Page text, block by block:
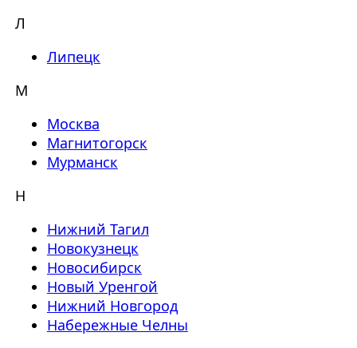
Л
Липецк
М
Москва
Магнитогорск
Мурманск
Н
Нижний Тагил
Новокузнецк
Новосибирск
Новый Уренгой
Нижний Новгород
Набережные Челны